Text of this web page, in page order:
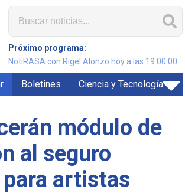
Próximo programa:
NotiRASA con Rigel Alonzo hoy a las 19:00:00
Boletines Ciencia y Tecnología
módulo de
al seguro
artistas